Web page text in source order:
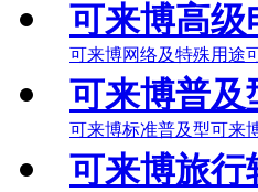
可来博高级
可来博网络及特殊用途
可来博普及
可来博标准普及型可来
可来博旅行